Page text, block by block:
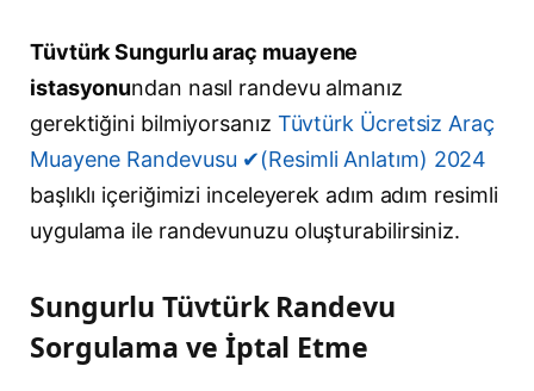
Tüvtürk Sungurlu araç muayene
istasyonundan nasıl randevu almanız
gerektiğini bilmiyorsanız Tüvtürk Ücretsiz Araç
Muayene Randevusu ✔(Resimli Anlatım) 2024
başlıklı içeriğimizi inceleyerek adım adım resimli
uygulama ile randevunuzu oluşturabilirsiniz.
Sungurlu Tüvtürk Randevu
Sorgulama ve İptal Etme